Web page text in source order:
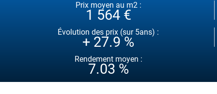
Prix moyen au m2 :
1 564 €
Évolution des prix (sur 5ans) :
+ 27.9 %
Rendement moyen :
7.03 %